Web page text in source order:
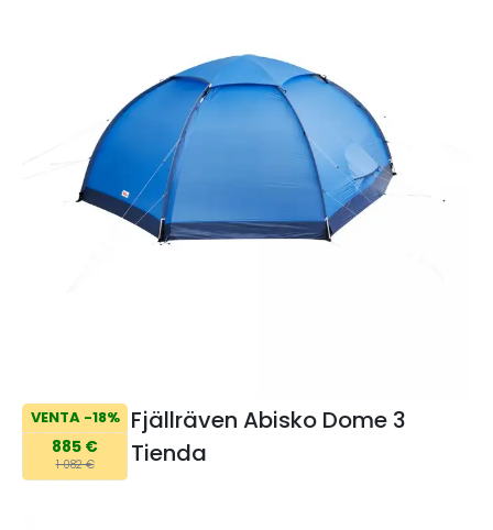
VENTA -18%
885 €
1 082 €
Fjällräven Abisko Dome 3
Tienda